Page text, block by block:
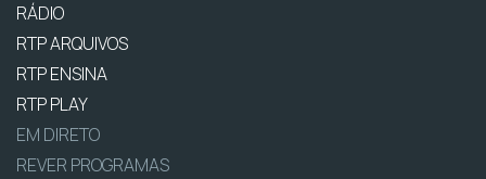
RÁDIO
RTP ARQUIVOS
RTP ENSINA
RTP PLAY
EM DIRETO
REVER PROGRAMAS